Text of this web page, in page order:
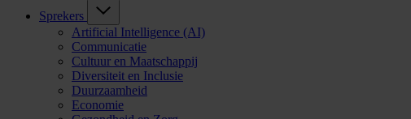
Sprekers
Artificial Intelligence (AI)
Communicatie
Cultuur en Maatschappij
Diversiteit en Inclusie
Duurzaamheid
Economie